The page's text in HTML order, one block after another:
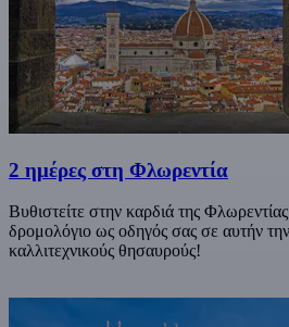
2 ημέρες στη Φλωρεντία
Βυθιστείτε στην καρδιά της
δρομολόγιο ως οδηγός σας σε αυτήν
καλλιτεχνικούς θησαυρούς!